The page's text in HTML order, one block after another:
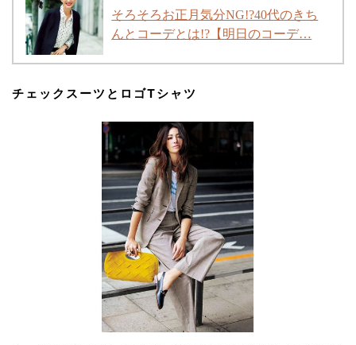
そろそろお正月気分NG!?40代のきち
んとコーデとは!?【明日のコーデ…
チェックスーツとロゴTシャツ